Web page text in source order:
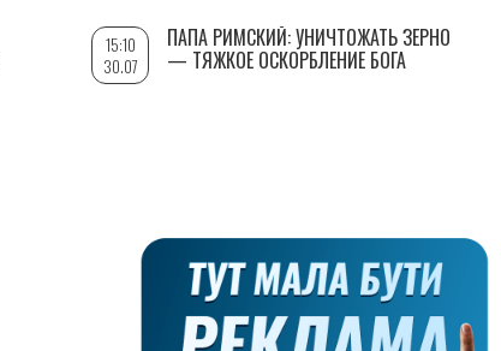
15:10
30.07
ПАПА РИМСКИЙ: УНИЧТОЖАТЬ ЗЕРНО
— ТЯЖКОЕ ОСКОРБЛЕНИЕ БОГА